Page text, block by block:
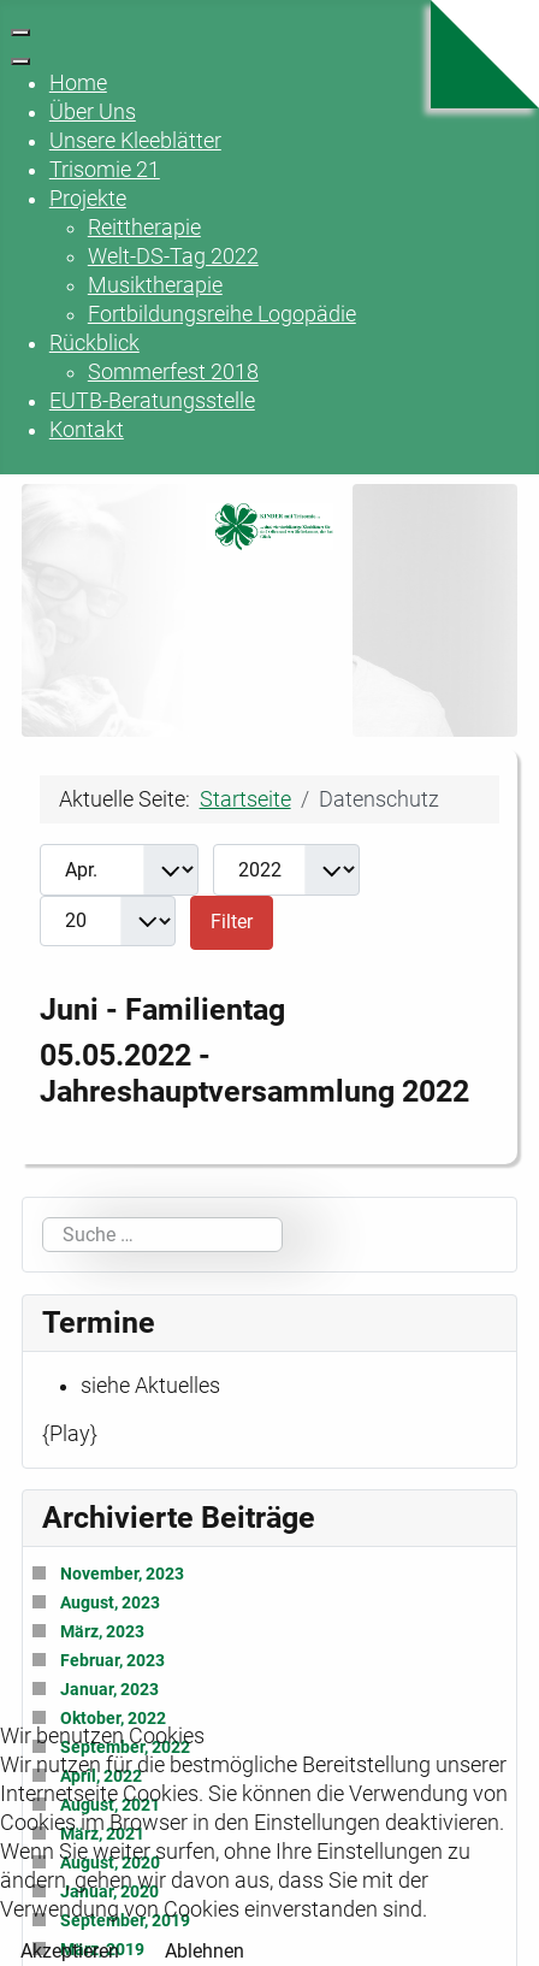
Home
Über Uns
Unsere Kleeblätter
Trisomie 21
Projekte
Reittherapie
Welt-DS-Tag 2022
Musiktherapie
Fortbildungsreihe Logopädie
Rückblick
Sommerfest 2018
EUTB-Beratungsstelle
Kontakt
Aktuelle Seite: Startseite Datenschutz
Filter
Monat Jahr
Filter
Juni - Familientag
05.05.2022 -
Jahreshauptversammlung 2022
Suchen
Termine
siehe Aktuelles
{Play}
Archivierte Beiträge
November, 2023
August, 2023
März, 2023
Februar, 2023
Januar, 2023
Oktober, 2022
September, 2022
April, 2022
August, 2021
März, 2021
August, 2020
Januar, 2020
September, 2019
März, 2019
Wir benutzen Cookies
Wir nutzen für die bestmögliche Bereitstellung unserer
Internetseite Cookies. Sie können die Verwendung von
Cookies im Browser in den Einstellungen deaktivieren.
Wenn Sie weiter surfen, ohne Ihre Einstellungen zu
ändern, gehen wir davon aus, dass Sie mit der
Verwendung von Cookies einverstanden sind.
Akzeptieren Ablehnen